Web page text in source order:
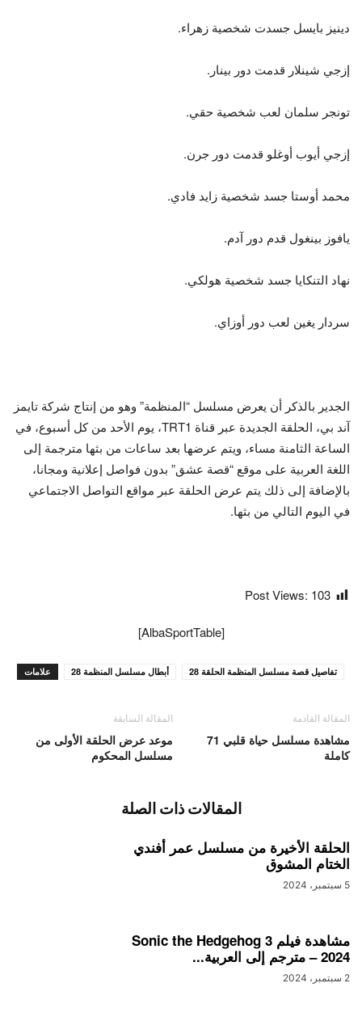
دينيز بايسل جسدت شخصية زهراء.
إزجي شينلار قدمت دور بينار.
تونجر سلمان لعب شخصية حقي.
إزجي أيوب أوغلو قدمت دور جرن.
محمد أوستا جسد شخصية زايد فادي.
يافوز بينغول قدم دور آدم.
نهاد التنكايا جسد شخصية هولكي.
سردار يغين لعب دور أوزاي.
الجدير بالذكر أن يعرض مسلسل “المنظمة” وهو من إنتاج شركة تايمز
آند بي، الحلقة الجديدة عبر قناة TRT1، يوم الأحد من كل أسبوع، في
الساعة الثامنة مساء، ويتم عرضها بعد ساعات من بثها مترجمة إلى
اللغة العربية على موقع “قصة عشق” بدون فواصل إعلانية ومجانا،
بالإضافة إلى ذلك يتم عرض الحلقة عبر مواقع التواصل الاجتماعي
في اليوم التالي من بثها.
Post Views: 103
[AlbaSportTable]
علامات أبطال مسلسل المنظمة 28 تفاصيل قصة مسلسل المنظمة الحلقة 28
المقالة السابقة
موعد عرض الحلقة الأولى من
مسلسل المحكوم
المقالة القادمة
مشاهدة مسلسل حياة قلبي 71
كاملة
المقالات ذات الصلة
الحلقة الأخيرة من مسلسل عمر أفندي
الختام المشوق
5 سبتمبر، 2024
مشاهدة فيلم Sonic the Hedgehog 3
– 2024 مترجم إلى العربية...
2 سبتمبر، 2024